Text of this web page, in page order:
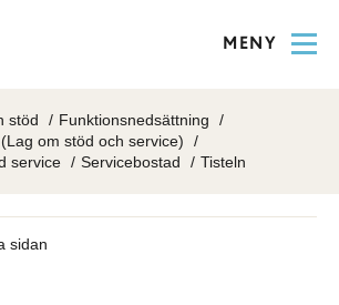
MENY
stöd
Funktionsnedsättning
om stöd och service)
service
Servicebostad Tisteln
sidan